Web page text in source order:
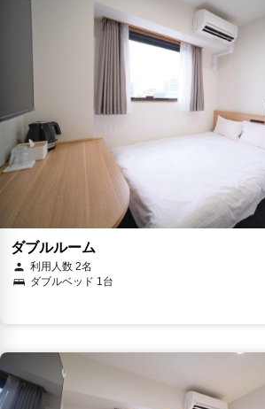
ダブルルーム
利用人数 2名
ダブルベッド 1台